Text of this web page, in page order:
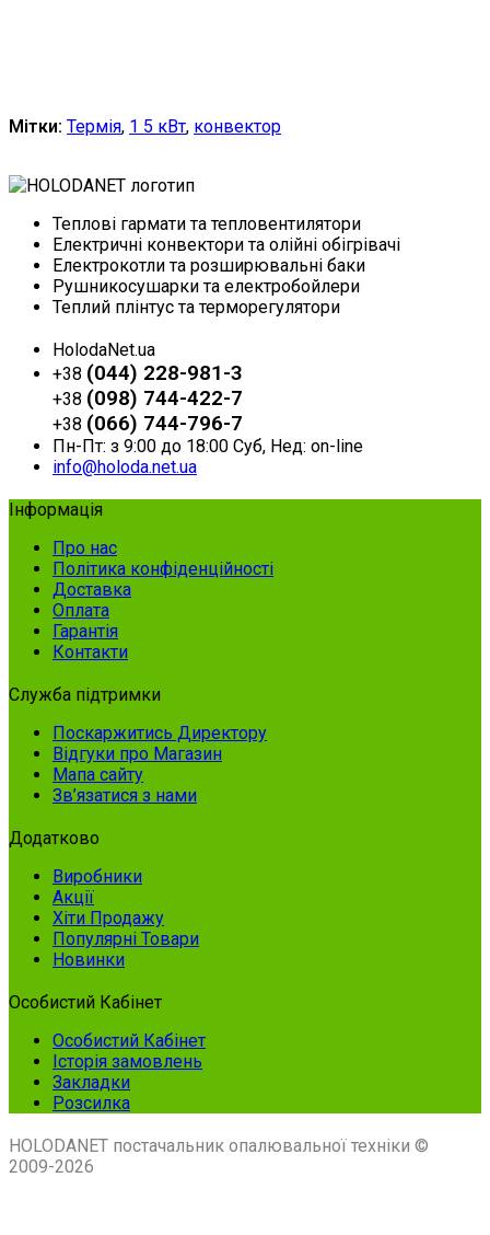
Мітки: Термія, 1 5 кВт, конвектор
Теплові гармати та тепловентилятори
Електричні конвектори та олійні обігрівачі
Електрокотли та розширювальні баки
Рушникосушарки та електробойлери
Теплий плінтус та терморегулятори
HolodaNet.ua
+38 (044) 228-981-3
+38 (098) 744-422-7
+38 (066) 744-796-7
Пн-Пт: з 9:00 до 18:00 Суб, Нед: on-line
info@holoda.net.ua
Інформація
Про нас
Політика конфіденційності
Доставка
Оплата
Гарантія
Контакти
Служба підтримки
Поскаржитись Директору
Відгуки про Магазин
Мапа сайту
Зв’язатися з нами
Додатково
Виробники
Акції
Хіти Продажу
Популярні Товари
Новинки
Особистий Кабінет
Особистий Кабінет
Історія замовлень
Закладки
Розсилка
HOLODANET постачальник опалювальної техніки ©
2009-2026